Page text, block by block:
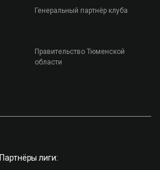
Генеральный партнёр клуба
Правительство Тюменской
области
Партнёры лиги: